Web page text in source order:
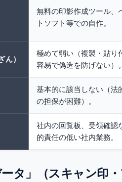
無料の印影作成ツール、
トソフト等での自作。
ん）
極めて弱い（複製・貼り
容易で偽造を防げない）。
基本的に該当しない（法
の担保が困難）。
社内の回覧板、受領確認
的責任の低い社内業務。
タ」（スキャン印